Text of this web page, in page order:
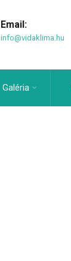
Email:
info@vidaklima.hu
Galéria